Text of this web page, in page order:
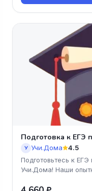
Подготовка к ЕГЭ
У Учи.Дома 4.5
Подготовьтесь к
Учи.Дома! Наши